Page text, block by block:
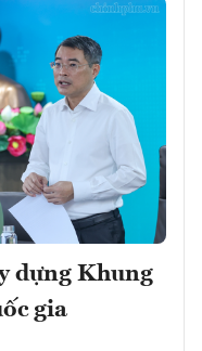
dựng Khung
gia